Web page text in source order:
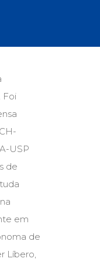
Foi
USP
de
em
de
Líbero,